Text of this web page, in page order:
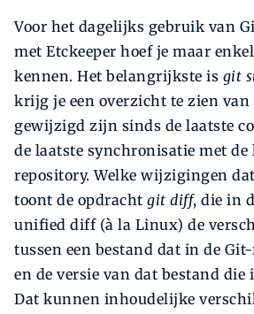
Voor het dagelijks gebruik van
met Etckeeper hoef je maar
kennen. Het belangrijkste is git
krijg je een overzicht te zien van
gewijzigd zijn sinds de laatste
de laatste synchronisatie met de
repository. Welke wijzigingen
toont de opdracht git diff, die in
unified diff (à la Linux) de
tussen een bestand dat in de
en de versie van dat bestand die
Dat kunnen inhoudelijke